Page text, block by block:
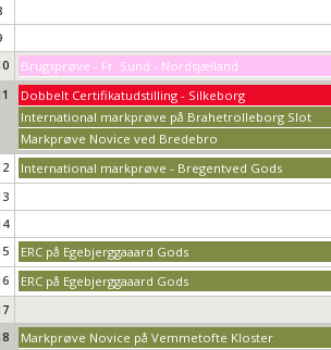
Brugsprøve - Fr. Sund - Nordsjælland
Dobbelt Certifikatudstilling - Silkeborg
International markprøve på Brahetrolleborg Slot
Markprøve Novice ved Bredebro
International markprøve - Bregentved Gods
ERC på Egebjerggaaard Gods
ERC på Egebjerggaaard Gods
Markprøve Novice på Vemmetofte Kloster